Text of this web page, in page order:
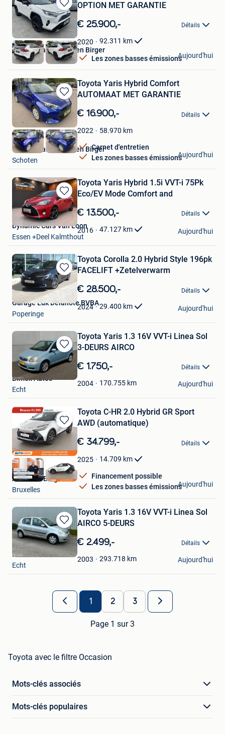
Sauvegarder
dans
Mes
Favoris
OPTION MET GARANTIE
€ 25.900,- Détails
2020 92.311 km
Les zones basses émissions
Garage Vanderheyden Birger
Schoten
Aujourd'hui
Sauvegarder
dans
Mes
Favoris
Toyota Yaris Hybrid Comfort
AUTOMAAT MET GARANTIE
€ 16.900,- Détails
2022 58.970 km
Carnet d'entretien
Les zones basses émissions
Garage Vanderheyden Birger
Schoten
Aujourd'hui
Sauvegarder
dans
Mes
Favoris
Toyota Yaris Hybrid 1.5i VVT-i 75Pk
Eco/EV Mode Comfort and
€ 13.500,- Détails
2016 47.127 km
Dynamic Cars Van Loon
Essen +Deel Kalmthout
Aujourd'hui
Sauvegarder
dans
Mes
Favoris
Toyota Corolla 2.0 Hybrid Style 196pk
FACELIFT +Zetelverwarm
€ 28.500,- Détails
2024 29.400 km
Garage Luk Delanote BVBA
Poperinge
Aujourd'hui
Sauvegarder
dans
Favoris
Toyota Yaris 1.3 16V VVT-i Linea Sol
3-DEURS AIRCO
€ 1.750,- Détails
2004 170.755 km
Bimex Auto's
Echt
Aujourd'hui
Sauvegarder
dans
Mes
Favoris
Toyota C-HR 2.0 Hybrid GR Sport
AWD (automatique)
€ 34.799,- Détails
2025 14.709 km
Financement possible
Les zones basses émissions
Autohero België
Bruxelles
Aujourd'hui
Sauvegarder
dans
Mes
Favoris
Toyota Yaris 1.3 16V VVT-i Linea Sol
AIRCO 5-DEURS
€ 2.499,- Détails
2003 293.718 km
Bimex Auto's
Echt
Aujourd'hui
1 2 3
Page 1 sur 3
Toyota avec le filtre Occasion
Mots-clés associés
Mots-clés populaires